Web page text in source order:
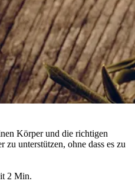
Körper und die richtigen
unterstützen, ohne dass es zu
2 Min.